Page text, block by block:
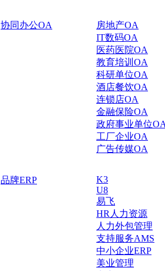
协同办公OA
房地产OA
IT数码OA
医药医院OA
教育培训OA
科研单位OA
酒店餐饮OA
连锁店OA
金融保险OA
政府事业单位
工厂企业OA
广告传媒OA
品牌ERP
K3
U8
易飞
HR人力资源
人力外包管理
支持服务AMS
中小企业ERP
美业管理